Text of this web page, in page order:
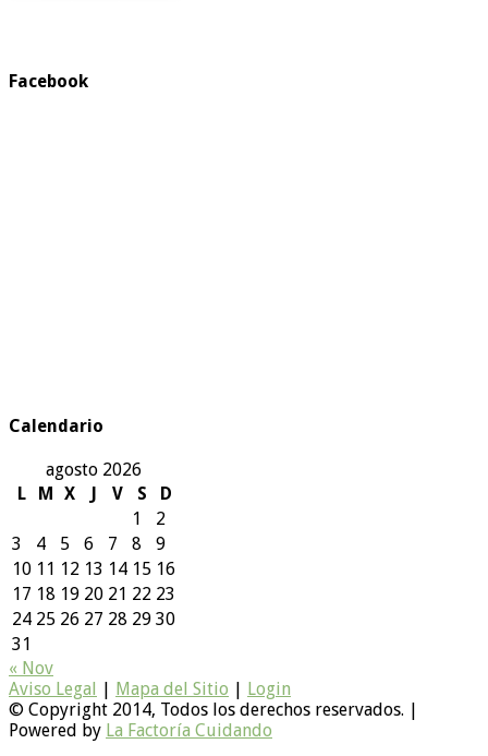
Facebook
Calendario
agosto 2026
L
M X J V S
D
1
2
3
4 5 6 7 8
9
10 11 12 13 14 15 16
17 18 19 20 21 22 23
24 25 26 27 28 29 30
31
« Nov
Aviso Legal | Mapa del Sitio | Login
© Copyright 2014, Todos los derechos reservados. |
Powered by La Factoría Cuidando